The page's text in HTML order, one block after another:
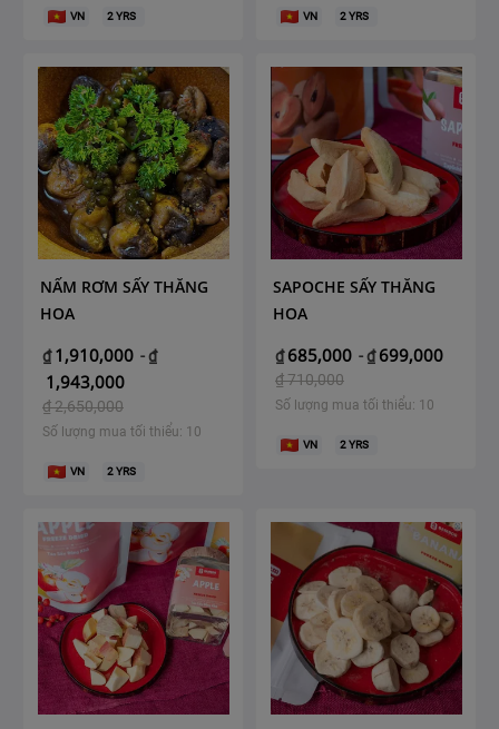
VN 2YRS VN 2YRS
NẤM RƠM SẤY THĂNG
HOA
₫ 1,910,000 -₫
1,943,000
₫2,650,000
Số lượng mua tối thiểu: 10
VN 2YRS
SAPOCHE SẤY THĂNG
HOA
₫ 685,000 -₫ 699,000
₫710,000
Số lượng mua tối thiểu: 10
VN 2YRS